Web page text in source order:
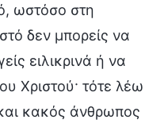
ωστόσο στη
δεν μπορείς να
ειλικρινά ή να
Χριστού· τότε λέω
κακός άνθρωπος